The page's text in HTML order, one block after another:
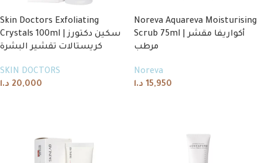
Skin Doctors Exfoliating
Crystals 100ml | سكين دكتورز
كريستالات تقشير البشرة
SKIN DOCTORS
20,000 د.ا
Noreva Aquareva Moisturising
Scrub 75ml | أكواريفا مقشر
مرطب
Noreva
15,950 د.ا